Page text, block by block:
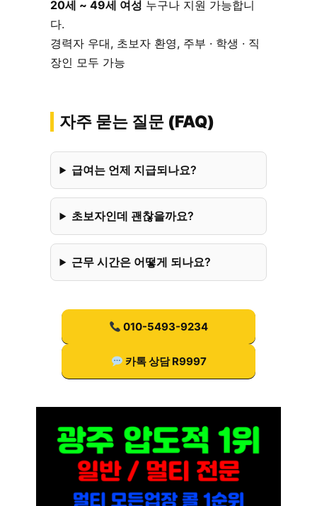
20세 ~ 49세 여성 누구나 지원 가능합니
다.
경력자 우대, 초보자 환영, 주부 · 학생 · 직
장인 모두 가능
자주 묻는 질문 (FAQ)
급여는 언제 지급되나요?
초보자인데 괜찮을까요?
근무 시간은 어떻게 되나요?
010-5493-9234
카톡 상담 R9997